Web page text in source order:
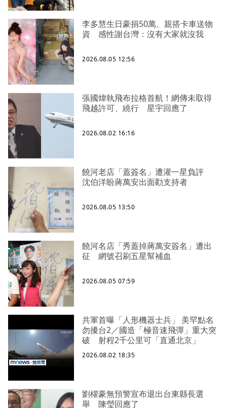
李多慧生日豪捐50萬、親搭卡車送物
資 感性謝台灣：沒有大家就沒我
2026.08.05 12:56
張國煒執飛布拉格首航！網傳未取得
飛越許可、繞行 星宇回應了
2026.08.02 16:16
饒河老店「蓋簽名」遭灌一星負評
沈伯洋盼蔣萬安出面勸支持者
2026.08.05 13:50
饒河名店「秀蓋掉蔣萬安簽名」遭出
征 網號召刷五星幫補血
2026.08.05 07:59
共軍首曝「人形機器士兵」 美罕點名
勿擾台2／國造「極音速飛彈」重大突
破 射程2千公里可「直通北京」
2026.08.02 18:35
劉櫂豪無預警宣布退出台東縣長選
舉 陳瑩回應了